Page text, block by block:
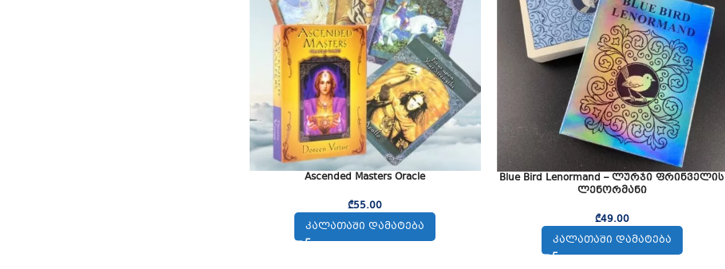
Ascended Masters Oracle
₾55.00
ᲙᲐᲚᲐᲗᲐᲨᲘ ᲓᲐᲛᲐᲢᲔᲑᲐ
Blue Bird Lenormand – ლურჯი ფრინველის
ლენორმანი
₾49.00
ᲙᲐᲚᲐᲗᲐᲨᲘ ᲓᲐᲛᲐᲢᲔᲑᲐ